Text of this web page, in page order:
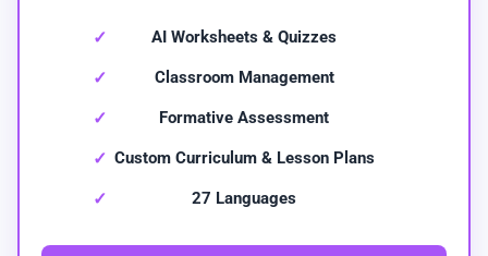
AI Worksheets & Quizzes
Classroom Management
Formative Assessment
Custom Curriculum & Lesson Plans
27 Languages